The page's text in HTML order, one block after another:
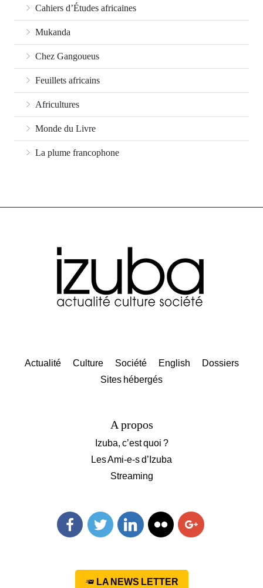
Cahiers d’Études africaines
Mukanda
Chez Gangoueus
Feuillets africains
Africultures
Monde du Livre
La plume francophone
Actualité Culture Société English
Dossiers
Sites hébergés
A propos
Izuba, c’est quoi ?
Les Ami-e-s d’Izuba
Streaming
LA NEWS LETTER